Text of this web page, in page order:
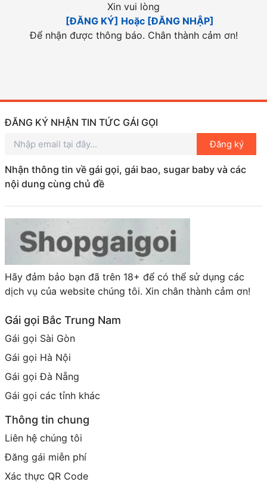
Xin vui lòng
[ĐĂNG KÝ] Hoặc [ĐĂNG NHẬP]
Để nhận được thông báo. Chân thành cảm ơn!
ĐĂNG KÝ NHẬN TIN TỨC GÁI GỌI
Đăng ký
Nhận thông tin về gái gọi, gái bao, sugar baby và các
nội dung cùng chủ đề
Hãy đảm bảo bạn đã trên 18+ để có thể sử dụng các
dịch vụ của website chúng tôi. Xin chân thành cảm ơn!
Gái gọi Bắc Trung Nam
Gái gọi Sài Gòn
Gái gọi Hà Nội
Gái gọi Đà Nẵng
Gái gọi các tỉnh khác
Thông tin chung
Liên hệ chúng tôi
Đăng gái miễn phí
Xác thực QR Code